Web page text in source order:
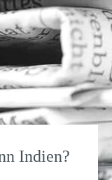
Indien?